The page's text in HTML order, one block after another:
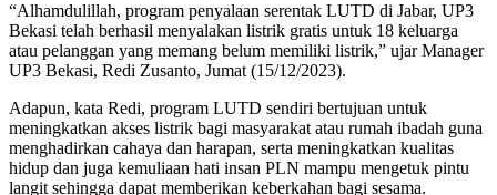
“Alhamdulillah, program penyalaan serentak LUTD di Jabar, UP3
Bekasi telah berhasil menyalakan listrik gratis untuk 18 keluarga
atau pelanggan yang memang belum memiliki listrik,” ujar Manager
UP3 Bekasi, Redi Zusanto, Jumat (15/12/2023).
Adapun, kata Redi, program LUTD sendiri bertujuan untuk
meningkatkan akses listrik bagi masyarakat atau rumah ibadah guna
menghadirkan cahaya dan harapan, serta meningkatkan kualitas
hidup dan juga kemuliaan hati insan PLN mampu mengetuk pintu
langit sehingga dapat memberikan keberkahan bagi sesama.